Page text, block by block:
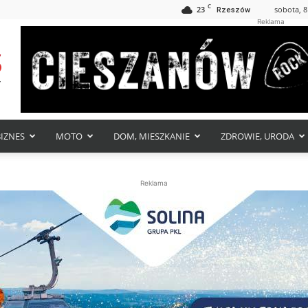
23 C Rzeszów sobota,
Reklama
MOTO DOM, MIESZKANIE ZDROWIE, URODA
Reklama